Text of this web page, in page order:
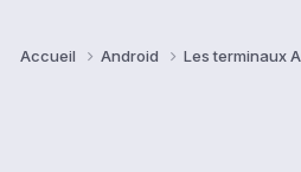
Accueil Android Les terminaux